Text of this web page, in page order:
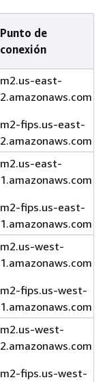
Punto de
conexión
m2.us-east-
2.amazonaws.com
m2-fips.us-east-
2.amazonaws.com
m2.us-east-
1.amazonaws.com
m2-fips.us-east-
1.amazonaws.com
m2.us-west-
1.amazonaws.com
m2-fips.us-west-
1.amazonaws.com
m2.us-west-
2.amazonaws.com
m2-fips.us-west-